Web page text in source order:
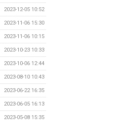
2023-12-05 10:52
2023-11-06 15:30
2023-11-06 10:15
2023-10-23 10:33
2023-10-06 12:44
2023-08-10 10:43
2023-06-22 16:35
2023-06-05 16:13
2023-05-08 15:35